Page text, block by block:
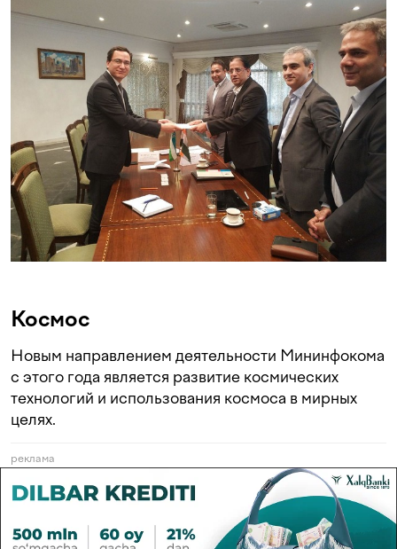
Космос
Новым направлением деятельности Мининфокома
с этого года является развитие космических
технологий и использования космоса в мирных
целях.
реклама